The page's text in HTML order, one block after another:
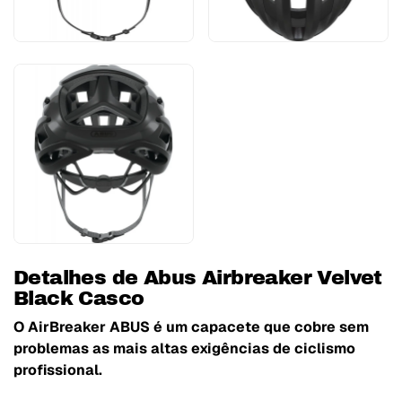
Detalhes de Abus Airbreaker Velvet
Black Casco
O AirBreaker ABUS é um capacete que cobre sem
problemas as mais altas exigências de ciclismo
profissional.